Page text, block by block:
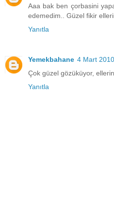
Aaa bak ben çorbasini
edemedim.. Güzel fikir
Yanıtla
Yemekbahane 4 Mart
Çok güzel gözüküyor,
Yanıtla